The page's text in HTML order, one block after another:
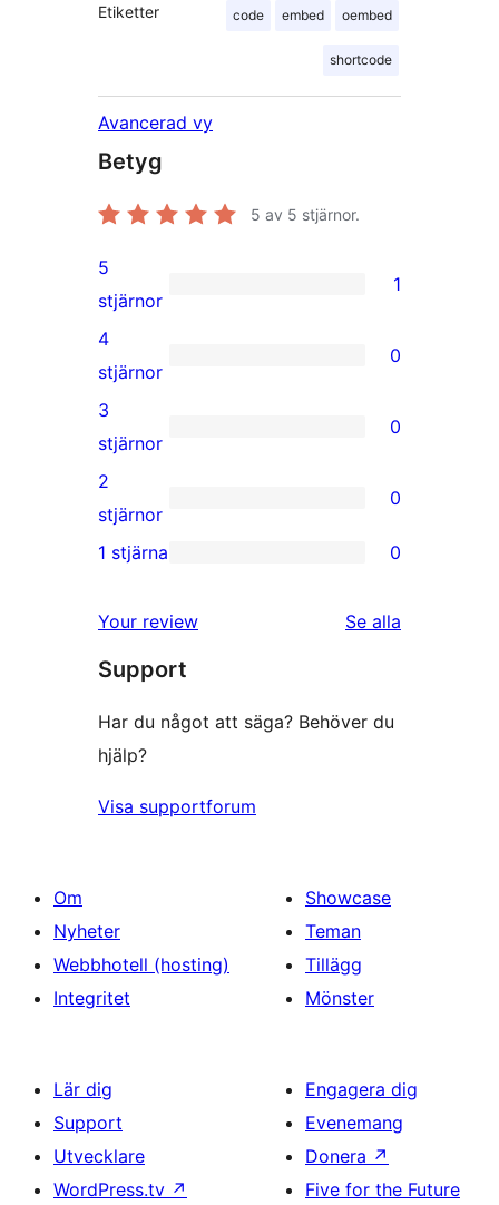
Etiketter code embed oembed
shortcode
Avancerad vy
Betyg
5 av 5 stjärnor.
1
5-
stjärnig
recension
5
stjärnor
1
0
4-
stjärniga
recensioner
4
stjärnor
0
0
3-
stjärniga
recensioner
3
stjärnor
0
0
2-
recensioner
2
stjärnor
0
stjärniga
recensioner
1 stjärna 0
Your review
Se alla
Support
Har du något att säga? Behöver du
hjälp?
Visa supportforum
Om
Nyheter
Webbhotell (hosting)
Integritet
Showcase
Teman
Tillägg
Mönster
Lär dig
Support
Utvecklare
WordPress.tv ↗
Engagera dig
Evenemang
Donera ↗
Five for the Future